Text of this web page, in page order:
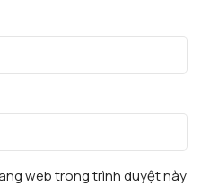
web trong trình duyệt này